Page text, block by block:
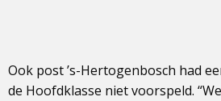
Ook post ’s-Hertogenbosch had
de Hoofdklasse niet voorspeld.